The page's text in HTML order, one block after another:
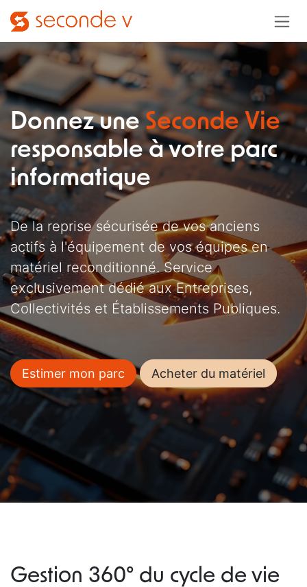
Se rendre au contenu
Donnez uneSeconde Vie
responsable à votre parc
informatique
De la reprise sécurisée de vos anciens
actifs à l'équipement de vos équipes en
matériel reconditionné. Service
exclusivement dédié aux Entreprises,
Collectivités et Établissements Publiques.
Estimer mon parc Acheter du matériel
Gestion 360° du cycle de vie